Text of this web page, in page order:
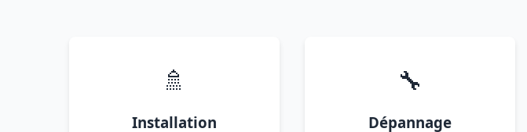
🚿
Installation
🔧
Dépannage